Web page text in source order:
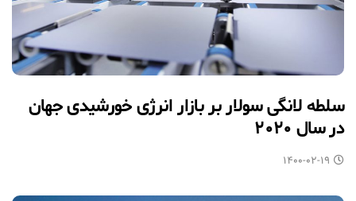
سلطه لانگی سولار بر بازار انرژی خورشیدی جهان
در سال ۲۰۲۰
۱۴۰۰-۰۲-۱۹